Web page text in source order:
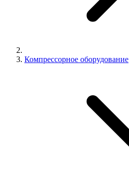
Компрессорное оборудование